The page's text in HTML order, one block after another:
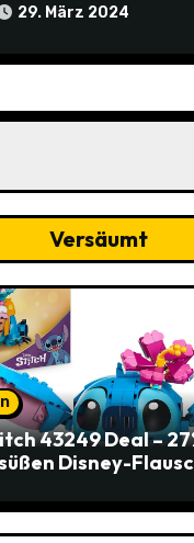
29. März 2024
Versäumt
43249 Deal –
Disney-